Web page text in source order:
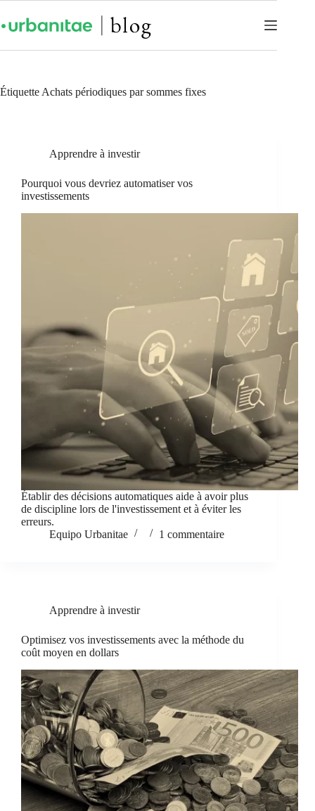
Étiquette Achats périodiques par sommes fixes
Apprendre à investir
Pourquoi vous devriez automatiser vos
investissements
Établir des décisions automatiques aide à avoir plus
de discipline lors de l'investissement et à éviter les
erreurs.
Equipo Urbanitae
1 commentaire
Apprendre à investir
Optimisez vos investissements avec la méthode du
coût moyen en dollars